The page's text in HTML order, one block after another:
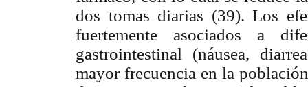
dos tomas diarias (39). Los
fuertemente asociados a
gastrointestinal (náusea,
mayor frecuencia en la